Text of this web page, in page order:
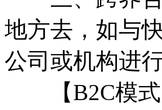
地方去，如与
公司或机构进
【B2C模式